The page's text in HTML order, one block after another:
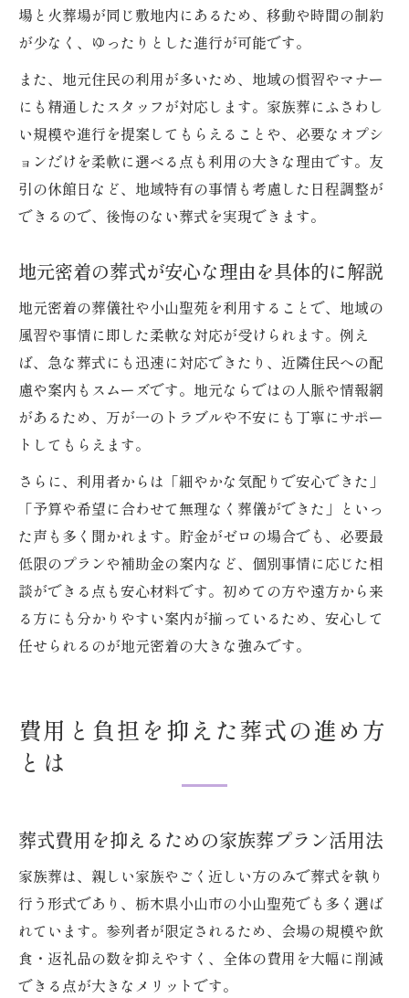
場と火葬場が同じ敷地内にあるため、移動や時間の制約
が少なく、ゆったりとした進行が可能です。
また、地元住民の利用が多いため、地域の慣習やマナー
にも精通したスタッフが対応します。家族葬にふさわし
い規模や進行を提案してもらえることや、必要なオプシ
ョンだけを柔軟に選べる点も利用の大きな理由です。友
引の休館日など、地域特有の事情も考慮した日程調整が
できるので、後悔のない葬式を実現できます。
地元密着の葬式が安心な理由を具体的に解説
地元密着の葬儀社や小山聖苑を利用することで、地域の
風習や事情に即した柔軟な対応が受けられます。例え
ば、急な葬式にも迅速に対応できたり、近隣住民への配
慮や案内もスムーズです。地元ならではの人脈や情報網
があるため、万が一のトラブルや不安にも丁寧にサポー
トしてもらえます。
さらに、利用者からは「細やかな気配りで安心できた」
「予算や希望に合わせて無理なく葬儀ができた」といっ
た声も多く聞かれます。貯金がゼロの場合でも、必要最
低限のプランや補助金の案内など、個別事情に応じた相
談ができる点も安心材料です。初めての方や遠方から来
る方にも分かりやすい案内が揃っているため、安心して
任せられるのが地元密着の大きな強みです。
費用と負担を抑えた葬式の進め方
とは
葬式費用を抑えるための家族葬プラン活用法
家族葬は、親しい家族やごく近しい方のみで葬式を執り
行う形式であり、栃木県小山市の小山聖苑でも多く選ば
れています。参列者が限定されるため、会場の規模や飲
食・返礼品の数を抑えやすく、全体の費用を大幅に削減
できる点が大きなメリットです。